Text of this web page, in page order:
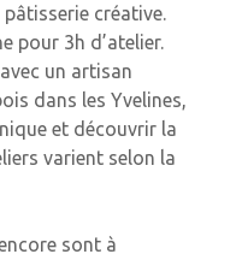
pâtisserie créative.
pour 3h d’atelier.
un artisan
dans les Yvelines,
et découvrir la
varient selon la
sont à